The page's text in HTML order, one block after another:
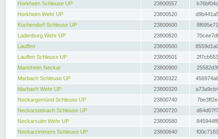
Horkheim Schleuse UP
23800557
Horkheim Wehr UP
23800520
Kochendorf Schleuse UP
23800600
Ladenburg Wehr UP
23800820
Lauffen
23800500
Lauffen Schleuse UP
23800501
Mannheim Neckar
23800900
Marbach Schleuse UP
23800322
Marbach Wehr UP
23800320
Neckargemünd Schleuse UP
23800740
Neckarsteinach Schleuse UP
23800720
Neckarsulm Wehr UP
23800580
Neckarzimmern Schleuse UP
23800640